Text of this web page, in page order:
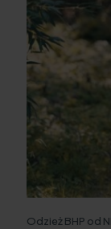
Odzież BHP od